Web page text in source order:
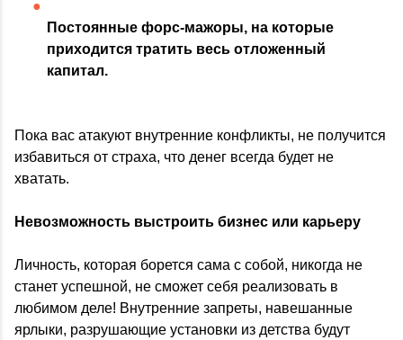
Постоянные форс-мажоры, на которые
приходится тратить весь отложенный
капитал.
Пока вас атакуют внутренние конфликты, не получится
избавиться от страха, что денег всегда будет не
хватать.
Невозможность выстроить бизнес или карьеру
Личность, которая борется сама с собой, никогда не
станет успешной, не сможет себя реализовать в
любимом деле! Внутренние запреты, навешанные
ярлыки, разрушающие установки из детства будут